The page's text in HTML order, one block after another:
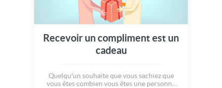
Recevoir un compliment est un
cadeau
Quelqu'un souhaite que vous sachiez que
vous êtes combien vous êtes une personne